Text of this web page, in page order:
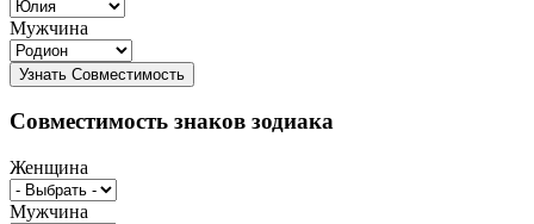
Мужчина
Совместимость знаков зодиака
Женщина
Мужчина